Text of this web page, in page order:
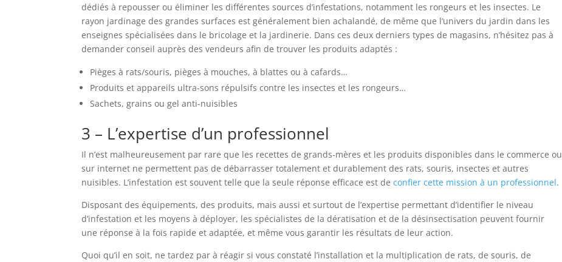
dédiés à repousser ou éliminer les différentes sources d’infestations, notamment les rongeurs et les insectes. Le
rayon jardinage des grandes surfaces est généralement bien achalandé, de même que l’univers du jardin dans les
enseignes spécialisées dans le bricolage et la jardinerie. Dans ces deux derniers types de magasins, n’hésitez pas à
demander conseil auprès des vendeurs afin de trouver les produits adaptés :
Pièges à rats/souris, pièges à mouches, à blattes ou à cafards…
Produits et appareils ultra-sons répulsifs contre les insectes et les rongeurs…
Sachets, grains ou gel anti-nuisibles
3 – L’expertise d’un professionnel
Il n’est malheureusement par rare que les recettes de grands-mères et les produits disponibles dans le commerce ou
sur internet ne permettent pas de débarrasser totalement et durablement des rats, souris, insectes et autres
nuisibles. L’infestation est souvent telle que la seule réponse efficace est deconfier cette mission à un professionnel.
Disposant des équipements, des produits, mais aussi et surtout de l’expertise permettant d’identifier le niveau
d’infestation et les moyens à déployer, les spécialistes de la dératisation et de la désinsectisation peuvent fournir
une réponse à la fois rapide et adaptée, et même vous garantir les résultats de leur action.
Quoi qu’il en soit, ne tardez par à réagir si vous constaté l’installation et la multiplication de rats, de souris, de